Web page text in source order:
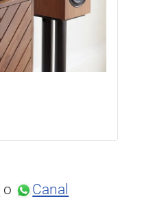
o
Canal